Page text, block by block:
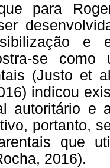
para
e
se
(Justo et
indicou
autoritário e
portanto,
que
2016).